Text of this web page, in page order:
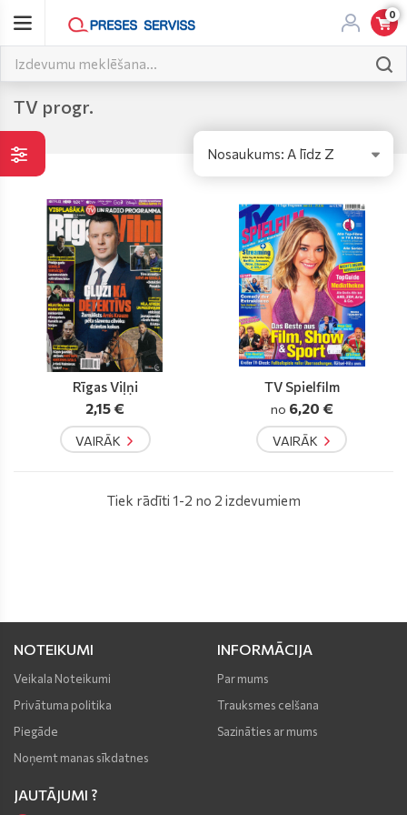
0
TV progr.
Nosaukums: A līdz Z
Rīgas Viļņi
2,15 €
VAIRĀK
TV Spielfilm
no 6,20 €
VAIRĀK
Tiek rādīti 1-2 no 2 izdevumiem
NOTEIKUMI
Veikala Noteikumi
Privātuma politika
Piegāde
Noņemt manas sīkdatnes
INFORMĀCIJA
Par mums
Trauksmes celšana
Sazināties ar mums
JAUTĀJUMI ?